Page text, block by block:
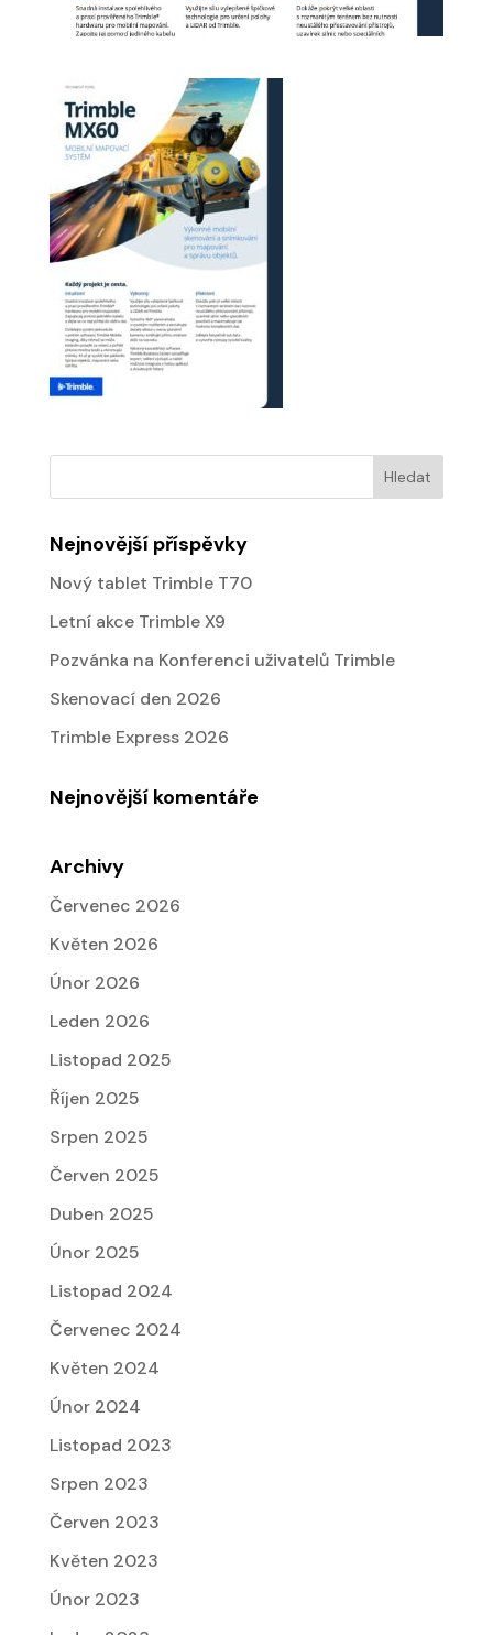
Nejnovější příspěvky
Nový tablet Trimble T70
Letní akce Trimble X9
Pozvánka na Konferenci uživatelů Trimble
Skenovací den 2026
Trimble Express 2026
Nejnovější komentáře
Archivy
Červenec 2026
Květen 2026
Únor 2026
Leden 2026
Listopad 2025
Říjen 2025
Srpen 2025
Červen 2025
Duben 2025
Únor 2025
Listopad 2024
Červenec 2024
Květen 2024
Únor 2024
Listopad 2023
Srpen 2023
Červen 2023
Květen 2023
Únor 2023